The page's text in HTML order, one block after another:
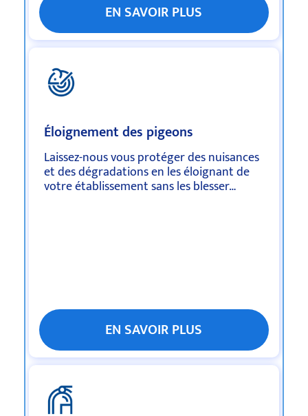
EN SAVOIR PLUS
Éloignement des pigeons
Laissez-nous vous protéger des nuisances
et des dégradationsen les éloignant de
votre établissement sans les blesser…
EN SAVOIR PLUS